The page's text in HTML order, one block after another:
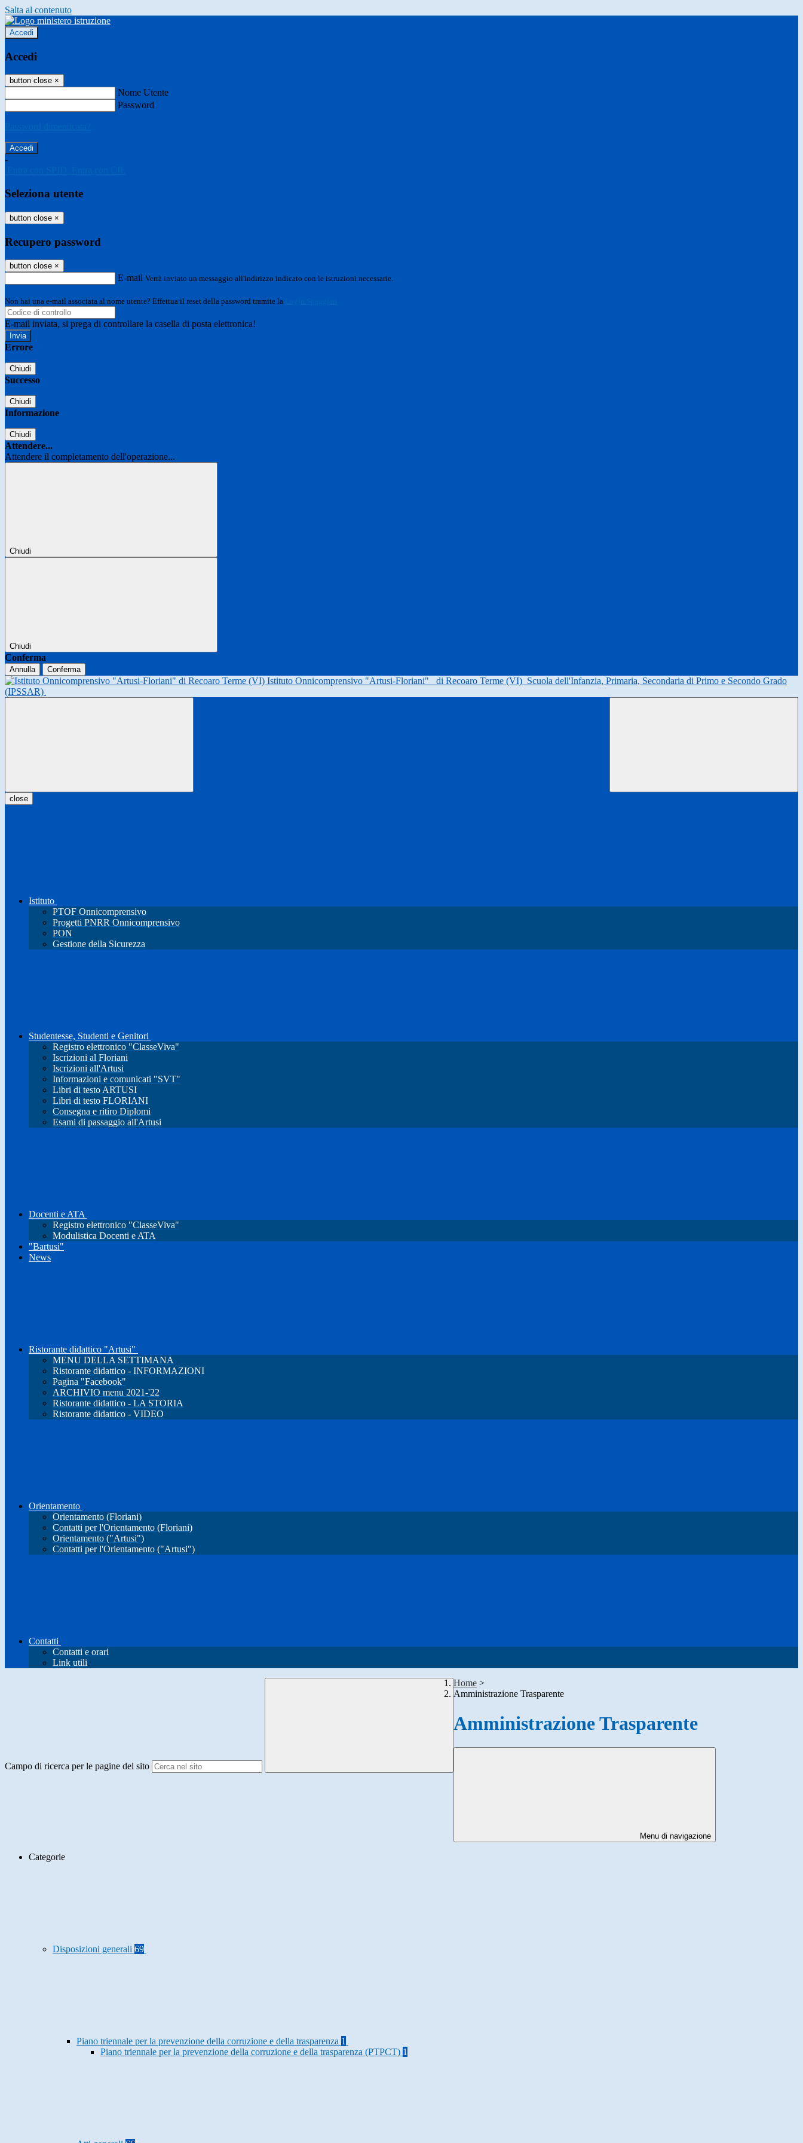
Salta al contenuto
Accedi
Accedi
button close ×
Nome Utente
Password
-
Seleziona utente
button close ×
Recupero password
button close ×
E-mail Verrà inviato un messaggio all'indirizzo indicato con le istruzioni necessarie.
Non hai una e-mail associata al nome utente? Effettua il reset della password tramite la
E-mail inviata, si prega di controllare la casella di posta elettronica!
Errore
Chiudi
Successo
Chiudi
Informazione
Chiudi
Attendere...
Attendere il completamento dell'operazione...
Chiudi
Chiudi
Conferma
Annulla Conferma
Istituto Onnicomprensivo "Artusi-Floriani" di Recoaro Terme (VI) Scuola dell'Infanzia, Primaria, Secondaria di Primo e Secondo Grado
(IPSSAR)
close
Istituto
PTOF Onnicomprensivo
Progetti PNRR Onnicomprensivo
PON
Gestione della Sicurezza
Studentesse, Studenti e Genitori
Registro elettronico "ClasseViva"
Iscrizioni al Floriani
Iscrizioni all'Artusi
Informazioni e comunicati "SVT"
Libri di testo ARTUSI
Libri di testo FLORIANI
Consegna e ritiro Diplomi
Esami di passaggio all'Artusi
Docenti e ATA
Registro elettronico "ClasseViva"
Modulistica Docenti e ATA
"Bartusi"
News
Ristorante didattico "Artusi"
MENU DELLA SETTIMANA
Ristorante didattico - INFORMAZIONI
Pagina "Facebook"
ARCHIVIO menu 2021-'22
Ristorante didattico - LA STORIA
Ristorante didattico - VIDEO
Orientamento
Orientamento (Floriani)
Contatti per l'Orientamento (Floriani)
Orientamento ("Artusi")
Contatti per l'Orientamento ("Artusi")
Contatti
Contatti e orari
Link utili
Campo di ricerca per le pagine del sito
Home >
Amministrazione Trasparente
Amministrazione Trasparente
Menu di navigazione
Categorie
Disposizioni generali 69
Piano triennale per la prevenzione della corruzione e della trasparenza 1
Piano triennale per la prevenzione della corruzione e della trasparenza (PTPCT) 1